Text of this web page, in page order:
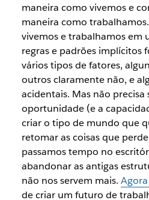
maneira como vivemos e
maneira como trabalhamos.
vivemos e trabalhamos em
regras e padrões implícitos
vários tipos de fatores,
outros claramente não, e
acidentais. Mas não precisa
oportunidade (e a
criar o tipo de mundo que
retomar as coisas que
passamos tempo no
abandonar as antigas
não nos servem mais.
de criar um futuro de